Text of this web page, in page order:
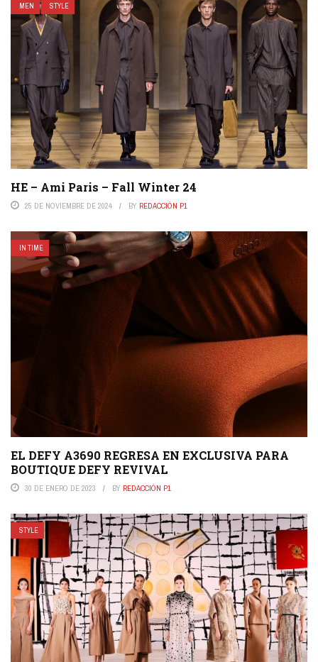
MEN STYLE
HE – Ami Paris – Fall Winter 24
25 DE NOVIEMBRE DE 2024 BY REDACCIÓN P1
IN TIME
EL DEFY A3690 REGRESA EN EXCLUSIVA PARA
BOUTIQUE DEFY REVIVAL
30 DE ENERO DE 2023 BY REDACCIÓN P1
STYLE